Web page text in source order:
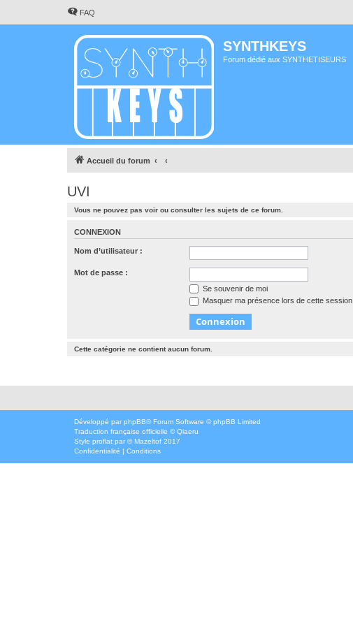
FAQ
SYNTHKEYS
Forum dédié aux SYNTHETISEURS
Accueil du forum
UVI
Vous ne pouvez pas voir ou consulter les sujets de ce forum.
CONNEXION
Nom d’utilisateur :
Mot de passe :
Se souvenir de moi
Masquer ma présence lors de cette session
Cette catégorie ne contient aucun forum.
Développé par phpBB® Forum Software © phpBB Limited
Traduction française officielle ©Qiaeru
Style proflat par ©Mazeltof 2017
Confidentialité | Conditions